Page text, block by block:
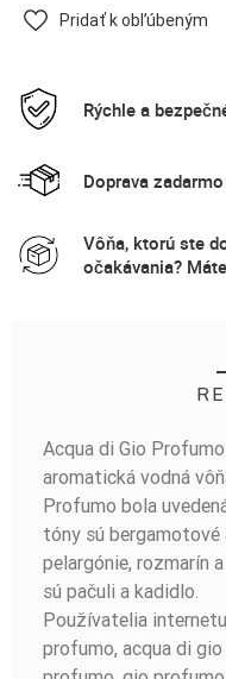
Pridať k obľúbeným
Rýchle a
Doprava
Vôňa, ktorú ste
očakávania?
Acqua di Gio
aromatická vodná
Profumo bola
tóny sú
pelargónie, rozmarín
sú pačuli a kadidlo.
Používatelia
profumo, acqua di
BUĎTE PRVÝ, KTO